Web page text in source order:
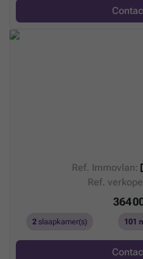
Ref. Immovlan:
Ref.
364
2slaapkamer(s) 101